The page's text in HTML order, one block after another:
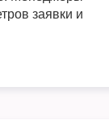
заявки и